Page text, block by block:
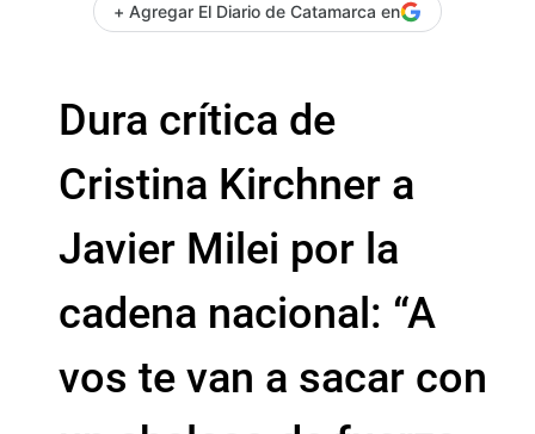
+ Agregar El Diario de Catamarca en
Dura crítica de
Cristina Kirchner a
Javier Milei por la
cadena nacional: “A
vos te van a sacar con